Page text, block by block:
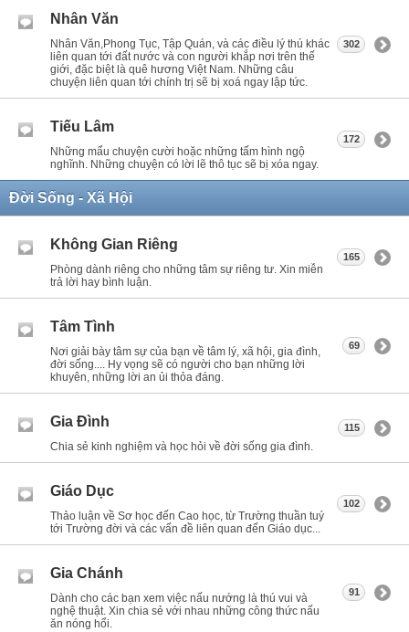
Nhân Văn
Nhân Văn,Phong Tục, Tập Quán, và các điều lý thú khác
liên quan tới đất nước và con người khắp nơi trên thế
giới, đặc biệt là quê hương Việt Nam. Những câu
chuyện liên quan tới chính trị sẽ bị xoá ngay lập tức.
302
Tiếu Lâm
Những mẩu chuyện cười hoặc những tấm hình ngộ
nghĩnh. Những chuyện có lời lẽ thô tục sẽ bị xóa ngay.
172
Đời Sống - Xã Hội
Không Gian Riêng
Phòng dành riêng cho những tâm sự riêng tư. Xin miễn
trả lời hay bình luận.
165
Tâm Tình
Nơi giải bày tâm sự của bạn về tâm lý, xã hội, gia đình,
đời sống.... Hy vọng sẽ có người cho bạn những lời
khuyên, những lời an ủi thỏa đáng.
69
Gia Đình
Chia sẻ kinh nghiệm và học hỏi về đời sống gia đình.
115
Giáo Dục
Thảo luận về Sơ học đến Cao học, từ Trường thuần tuý
tới Trường đời và các vấn đề liên quan đến Giáo dục...
102
Gia Chánh
Dành cho các bạn xem việc nấu nướng là thú vui và
nghệ thuật. Xin chia sẻ với nhau những công thức nấu
ăn nóng hổi.
91